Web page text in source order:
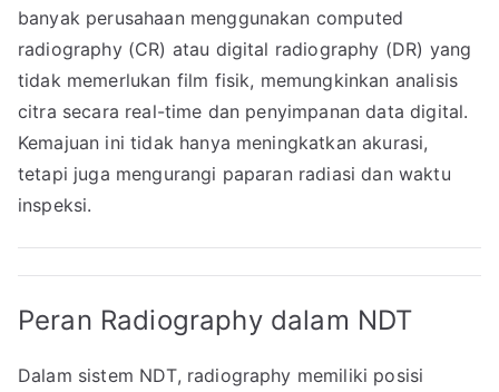
banyak perusahaan menggunakan computed
radiography (CR) atau digital radiography (DR) yang
tidak memerlukan film fisik, memungkinkan analisis
citra secara real-time dan penyimpanan data digital.
Kemajuan ini tidak hanya meningkatkan akurasi,
tetapi juga mengurangi paparan radiasi dan waktu
inspeksi.
Peran Radiography dalam NDT
Dalam sistem NDT, radiography memiliki posisi